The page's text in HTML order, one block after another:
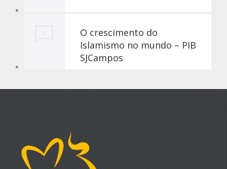
1
O crescimento do
Islamismo no mundo – PIB
SJCampos